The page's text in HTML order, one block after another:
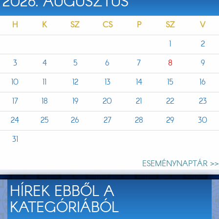
H K SZ CS P SZ
V
1
2
3
4 5 6 7 8
9
10
11 12 13 14 15
16
17
18 19 20 21 22
23
24
25 26 27 28 29
30
31
ESEMÉNYNAPTÁR >>
HÍREK EBBŐL A
KATEGÓRIÁBÓL